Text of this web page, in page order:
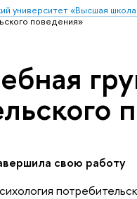
университет «Высшая
поведения»
свою работу